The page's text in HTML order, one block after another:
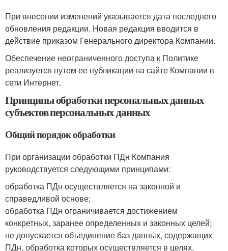
При внесении изменений указывается дата последнего
обновления редакции. Новая редакция вводится в
действие приказом Генерального директора Компании.
Обеспечение неограниченного доступа к Политике
реализуется путем ее публикации на сайте Компании в
сети Интернет.
Принципы обработки персональных данных
субъектов персональных данных
Общий порядок обработки
При организации обработки ПДн Компания
руководствуется следующими принципами:
обработка ПДн осуществляется на законной и
справедливой основе;
обработка ПДн ограничивается достижением
конкретных, заранее определенных и законных целей;
не допускается объединение баз данных, содержащих
ПДн, обработка которых осуществляется в целях,